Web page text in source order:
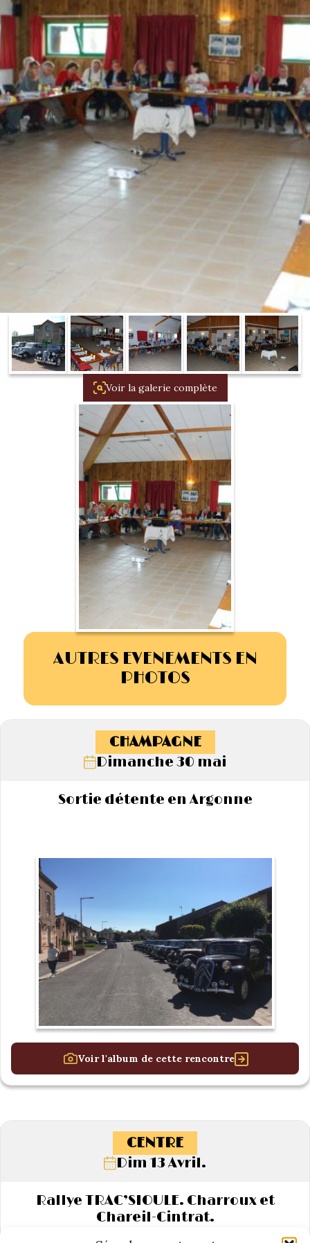
Notre local
La Boutique
Les pièces
L’assurance
Liens
La Revue
Les salons
La traction
La Traction des
membres
Bibliographie
Présentation 7
1934/1941
Evolution 11 –
1945/1952
Evolution 11 –
1952/1957
1938/1947
La 15/6 D –
1947/1955
La 15/6 H –
1954/1956
Voir la galerie complète
AUTRES EVENEMENTS EN
PHOTOS
CHAMPAGNE
Dimanche 30 mai
Sortie détente en Argonne
Voir l'album de cette rencontre
CENTRE
Dim 13 Avril.
Rallye TRAC’SIOULE. Charroux et
Chareil-Cintrat.